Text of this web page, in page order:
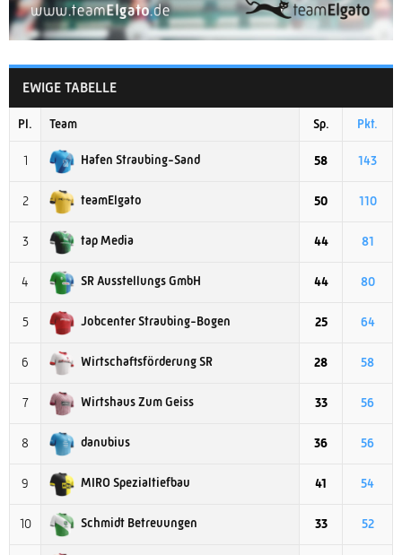
EWIGE TABELLE
Pl. Team Sp. Pkt.
1 Hafen Straubing-Sand 58 143
2 teamElgato 50 110
3 tap Media 44 81
4 SR Ausstellungs GmbH 44 80
5 Jobcenter Straubing-Bogen 25 64
6 Wirtschaftsförderung SR 28 58
7 Wirtshaus Zum Geiss 33 56
8 danubius 36 56
9 MIRO Spezialtiefbau 41 54
10 Schmidt Betreuungen 33 52